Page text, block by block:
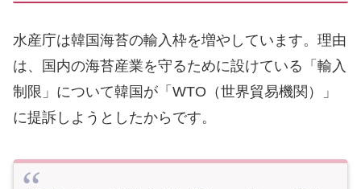
水産庁は韓国海苔の輸入枠を増やしています。理由
は、国内の海苔産業を守るために設けている「輸入
制限」について韓国が「WTO（世界貿易機関）」
に提訴しようとしたからです。